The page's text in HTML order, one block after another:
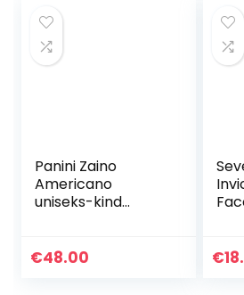
Panini Zaino
Americano
uniseks-kind
€48.00 €